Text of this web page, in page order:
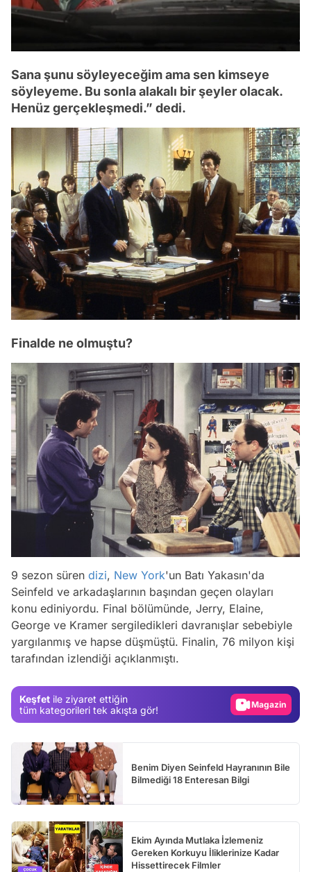
Sana şunu söyleyeceğim ama sen kimseye
söyleyeme. Bu sonla alakalı bir şeyler olacak.
Henüz gerçekleşmedi.” dedi.
Finalde ne olmuştu?
9 sezon süren dizi, New York'un Batı Yakasın'da
Seinfeld ve arkadaşlarının başından geçen olayları
konu ediniyordu. Final bölümünde, Jerry, Elaine,
George ve Kramer sergiledikleri davranışlar sebebiyle
yargılanmış ve hapse düşmüştü. Finalin, 76 milyon kişi
tarafından izlendiği açıklanmıştı.
Keşfet ile ziyaret ettiğin
tüm kategorileri tek akışta gör!
Video
Magazin
Benim Diyen Seinfeld Hayranının Bile
Bilmediği 18 Enteresan Bilgi
Ekim Ayında Mutlaka İzlemeniz
Gereken Korkuyu İliklerinize Kadar
Hissettirecek Filmler